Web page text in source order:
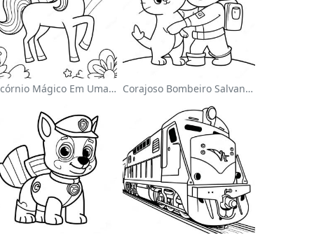
Unicórnio Mágico Em Uma Página Para Colorir Arco-Íris Corajoso Bombeiro Salvando Um Gato Página Para Colorir